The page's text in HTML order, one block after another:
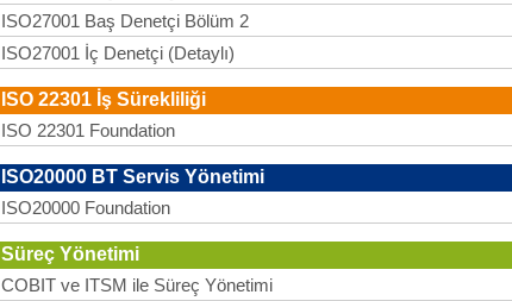
ISO27001 Baş Denetçi Bölüm 2
ISO27001 İç Denetçi (Detaylı)
ISO 22301 İş Sürekliliği
ISO 22301 Foundation
ISO20000 BT Servis Yönetimi
ISO20000 Foundation
Süreç Yönetimi
COBIT ve ITSM ile Süreç Yönetimi